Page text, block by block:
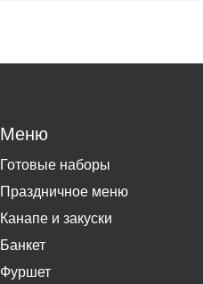
Меню
Готовые наборы
Праздничное меню
Канапе и закуски
Банкет
Фуршет